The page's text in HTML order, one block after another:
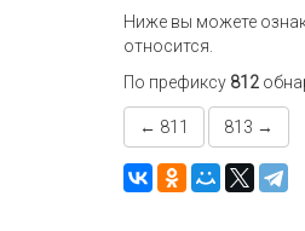
Ниже вы можете
относится.
По префиксу 812
← 811 813 →